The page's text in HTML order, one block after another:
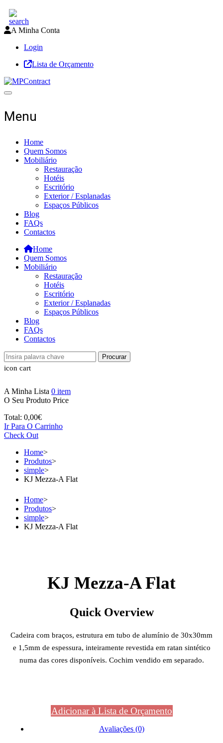
A Minha Conta
Login
Lista de Orçamento
Toggle navigation
Menu
Home
Quem Somos
Mobiliário
Restauração
Hotéis
Escritório
Exterior / Esplanadas
Espaços Públicos
Blog
FAQs
Contactos
Home
Quem Somos
Mobiliário
Restauração
Hotéis
Escritório
Exterior / Esplanadas
Espaços Públicos
Blog
FAQs
Contactos
Procurar
icon cart
A Minha Lista 0 item
O Seu Produto Price
Total: 0,00€
Ir Para O Carrinho
Check Out
Home>
Produtos>
simple>
KJ Mezza-A Flat
Home>
Produtos>
simple>
KJ Mezza-A Flat
KJ Mezza-A Flat
Quick Overview
Cadeira com braços, estrutura em tubo de alumínio de 30x30mm
e 1,5mm de espessura, inteiramente revestida em ratan sintético
numa das cores disponíveis. Cochim vendido em separado.
Adicionar à Lista de Orçamento
Avaliações (0)